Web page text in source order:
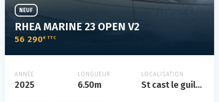
RHEA MARINE 23 OPEN V2
56 290€ TTC
NEUF
ANNÉE
2025
LONGUEUR
6.50m
LOCALISATION
St cast le guildo, bretagne, france